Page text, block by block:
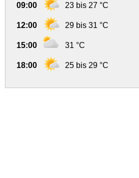
09:00 23 bis 27 °C
12:00 29 bis 31 °C
15:00 31 °C
18:00 25 bis 29 °C